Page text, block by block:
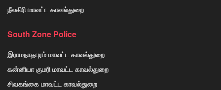
நீலகிரி மாவட்ட காவல்துறை
South Zone Police
இராமநாதபுரம் மாவட்ட காவல்துறை
கன்னியா குமரி மாவட்ட காவல்துறை
சிவகங்கை மாவட்ட காவல்துறை